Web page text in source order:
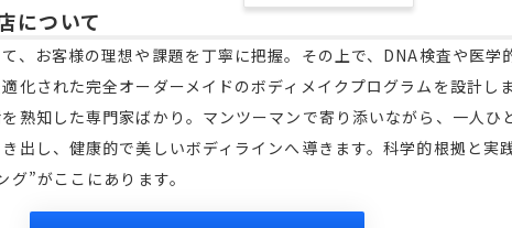
について
、お客様の理想や課題を丁寧に把握。その上で、DNA検査や医学
化された完全オーダーメイドのボディメイクプログラムを設計し
熟知した専門家ばかり。マンツーマンで寄り添いながら、一人ひ
出し、健康的で美しいボディラインへ導きます。科学的根拠と実
”がここにあります。